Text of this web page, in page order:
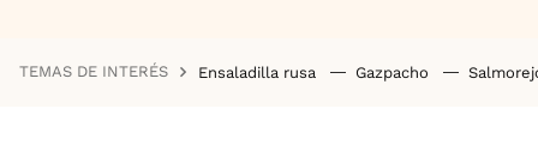
TEMAS DE INTERÉS Ensaladilla rusa Gazpacho